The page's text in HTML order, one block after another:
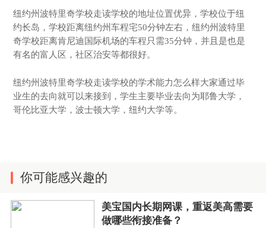
纽约州波特里奇学校走读学校的地址位置优异，学校位于纽
约长岛，学校距离纽约州车程宅50分钟左右，纽约州波特里
奇学校距离肯尼迪国际机场的车程只需35分钟，并且是也是
有名的富人区，社区治安等都很好。
纽约州波特里奇学校走读学校的学术能力怎么样大家通过毕
业生的去向就可以来接到，学生主要毕业去向为耶鲁大学，
哥伦比亚大学，波士顿大学，纽约大学等。
你可能感兴趣的
美宝国内长期网课，重返美高需要
做哪些衔接准备？